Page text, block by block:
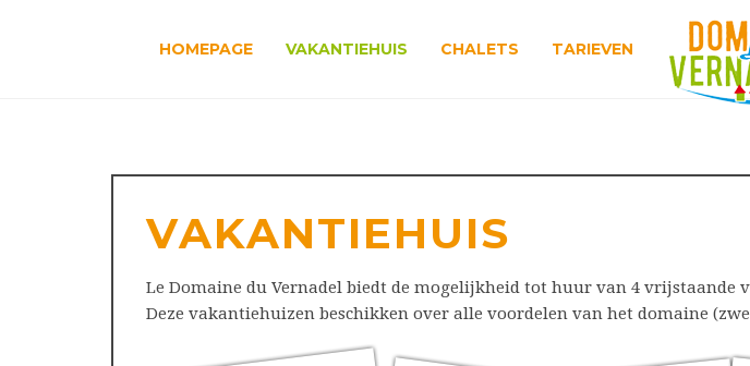
HOMEPAGE VAKANTIEHUIS CHALETS TARIEVEN
VAKANTIEHUIS
Le Domaine du Vernadel biedt de mogelijkheid tot huur van 4 vrijstaande
Deze vakantiehuizen beschikken over alle voordelen van het domaine